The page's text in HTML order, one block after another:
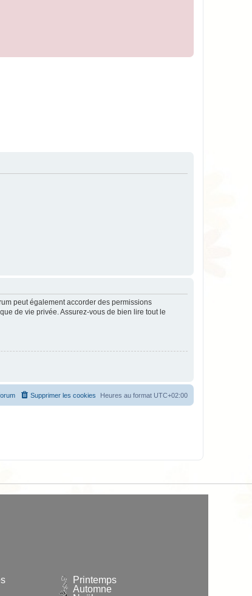
peut également accorder des permissions
de vie privée. Assurez-vous de bien lire tout le
Heures au format UTC+02:00
Supprimer les cookies
Printemps
Automne